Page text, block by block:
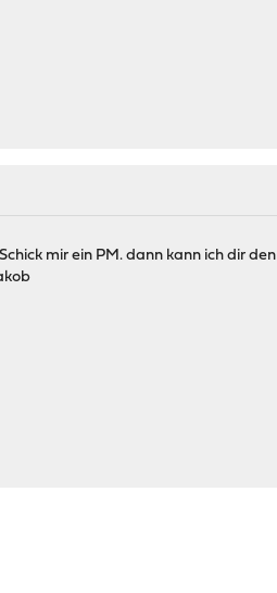
mir ein PM. dann kann ich dir